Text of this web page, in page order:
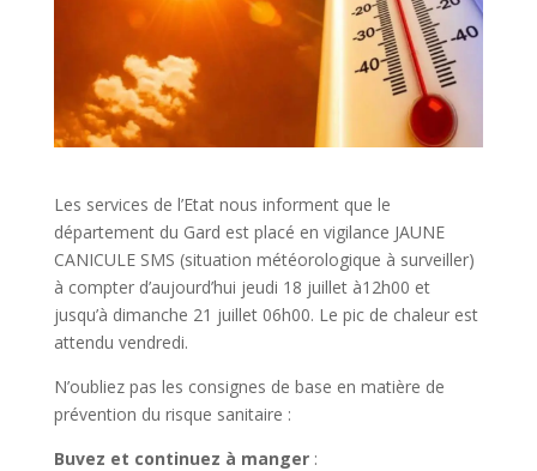
Les services de l’Etat nous informent que le
département du Gard est placé en vigilance JAUNE
CANICULE SMS (situation météorologique à surveiller)
à compter d’aujourd’hui jeudi 18 juillet à12h00 et
jusqu’à dimanche 21 juillet 06h00. Le pic de chaleur est
attendu vendredi.
N’oubliez pas les consignes de base en matière de
prévention du risque sanitaire :
Buvez et continuez à manger :